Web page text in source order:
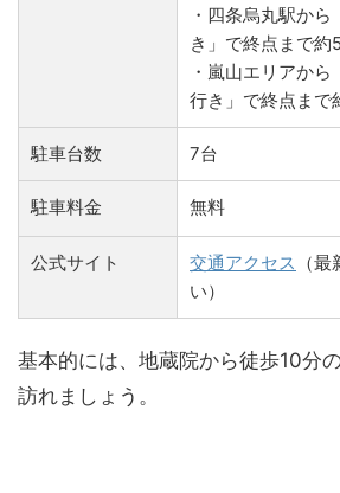
・四条烏丸駅から
き」で終点まで約
・嵐山エリアか
行き」で終点まで
駐車台数 7台
駐車料金 無料
公式サイト 交通アクセス （
い）
基本的には、地蔵院から徒歩10分
訪れましょう。